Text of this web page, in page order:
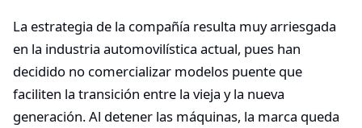
La estrategia de la compañía resulta muy arriesgada
en la industria automovilística actual, pues han
decidido no comercializar modelos puente que
faciliten la transición entre la vieja y la nueva
generación. Al detener las máquinas, la marca queda